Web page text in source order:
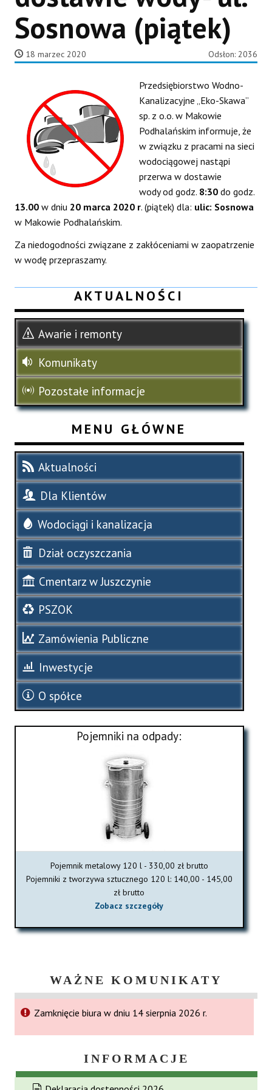
Sosnowa (piątek)
18 marzec 2020 Odsłon: 2036
Przedsiębiorstwo Wodno-
Kanalizacyjne „Eko-Skawa”
sp. z o.o. w Makowie
Podhalańskim informuje, że
w związku z pracami na sieci
wodociągowej nastąpi
przerwa w dostawie
wody od godz. 8:30 do godz.
13.00 w dniu 20 marca 2020 r. (piątek) dla: ulic: Sosnowa
w Makowie Podhalańskim.
Za niedogodności związane z zakłóceniami w zaopatrzenie
w wodę przepraszamy.
AKTUALNOŚCI
Awarie i remonty
Komunikaty
Pozostałe informacje
MENU GŁÓWNE
Aktualności
Dla Klientów
Wodociągi i kanalizacja
Dział oczyszczania
Cmentarz w Juszczynie
PSZOK
Zamówienia Publiczne
Inwestycje
O spółce
Pojemniki na odpady:
Pojemnik metalowy 120 l - 330,00 zł brutto
Pojemniki z tworzywa sztucznego 120 l: 140,00 - 145,00
zł brutto
Zobacz szczegóły
WAŻNE KOMUNIKATY
Zamknięcie biura w dniu 14 sierpnia 2026 r.
INFORMACJE